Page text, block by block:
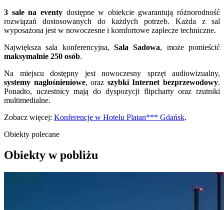
3 sale na eventydostępne w obiekcie gwarantują różnorodność
rozwiązań dostosowanych do każdych potrzeb. Każda z sal
wyposażona jest w nowoczesne i komfortowe zaplecze techniczne.
Największa sala konferencyjna, Sala Sadowa, może pomieścić
maksymalnie 250 osób.
Na miejscu dostępny jest nowoczesny sprzęt audiowizualny,
systemy nagłośnieniowe, oraz szybki Internet bezprzewodowy.
Ponadto, uczestnicy mają do dyspozycji flipcharty oraz rzutniki
multimedialne.
Zobacz więcej: Konferencje w Hotelu Platan*** Gdańsk.
Obiekty polecane
Obiekty w pobliżu